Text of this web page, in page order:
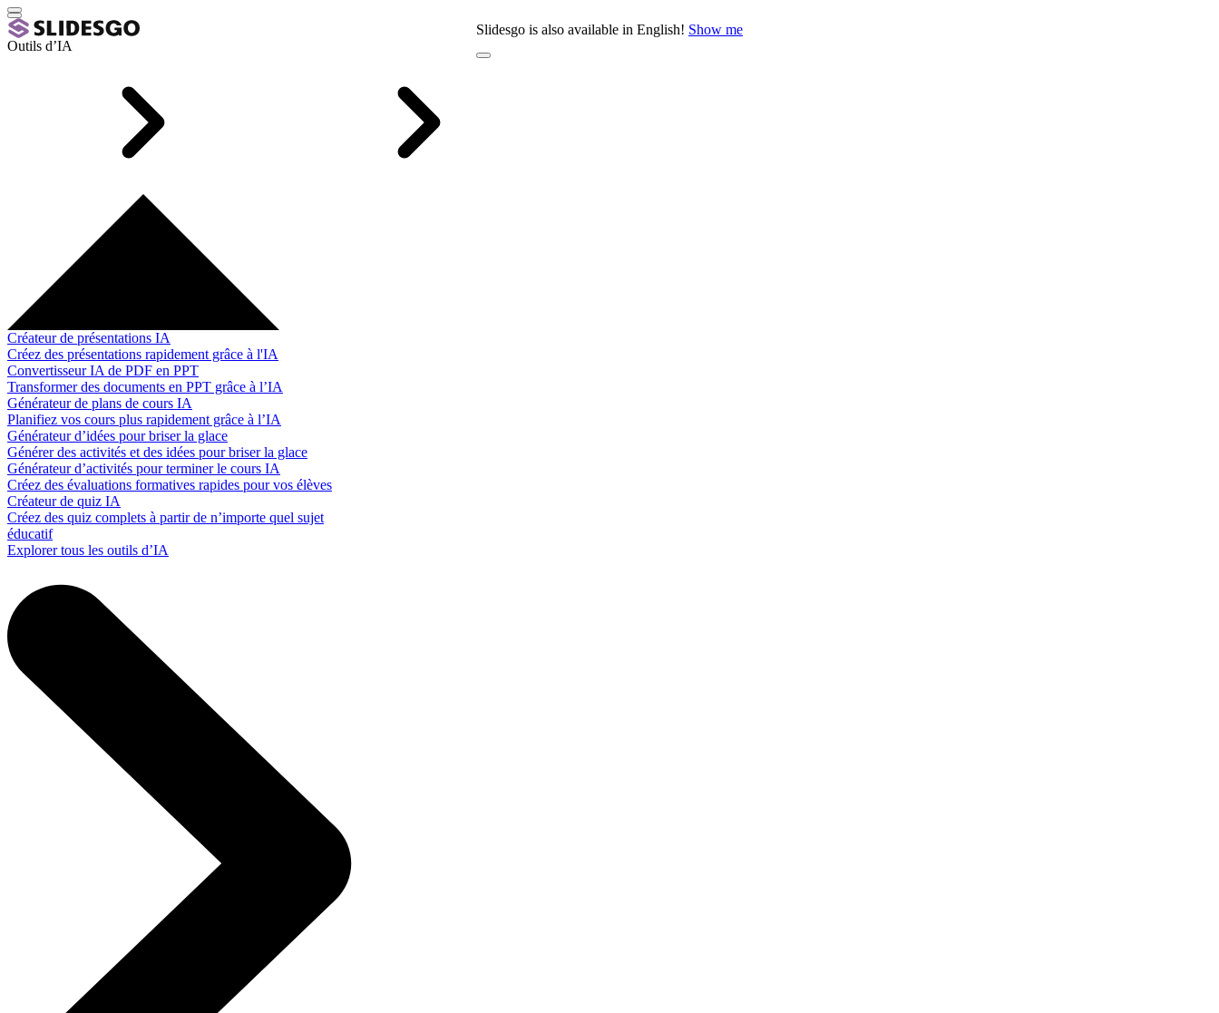
Slidesgo is also available in English! Show me
Outils d’IA
Créateur de présentations IA
Créez des présentations rapidement grâce à l'IA
Convertisseur IA de PDF en PPT
Transformer des documents en PPT grâce à l’IA
Générateur de plans de cours IA
Planifiez vos cours plus rapidement grâce à l’IA
Générateur d’idées pour briser la glace
Générer des activités et des idées pour briser la glace
Générateur d’activités pour terminer le cours IA
Créez des évaluations formatives rapides pour vos élèves
Créateur de quiz IA
Créez des quiz complets à partir de n’importe quel sujet
éducatif
Explorer tous les outils d’IA